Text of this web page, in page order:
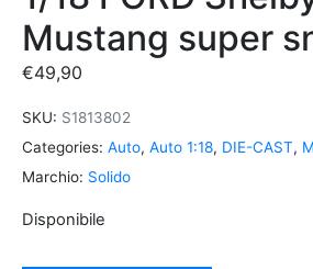
Mustang super
€49,90
SKU: S1813802
Categories: Auto, Auto 1:18, DIE-CAST,
Marchio: Solido
Disponibile